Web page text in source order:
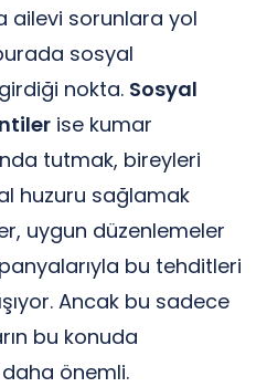
ailevi sorunlara yol
sosyal
nokta. Sosyal
ise kumar
tutmak, bireyleri
huzuru sağlamak
uygun düzenlemeler
bu tehditleri
Ancak bu sadece
bu konuda
önemli.